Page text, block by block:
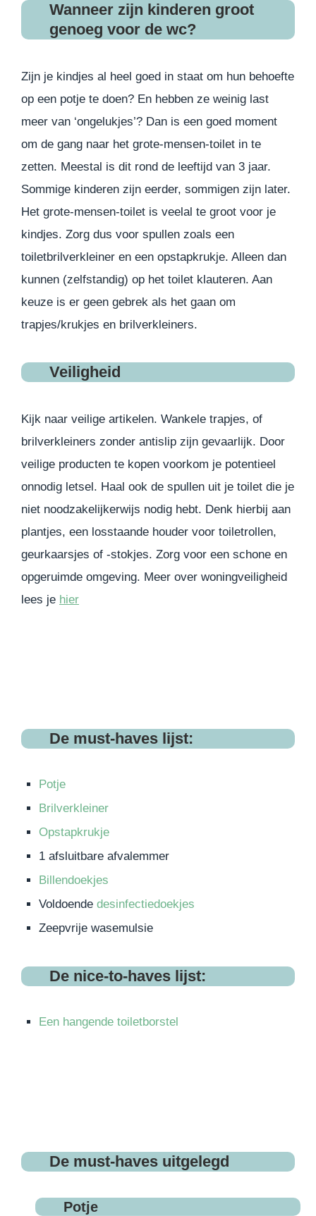
Wanneer zijn kinderen groot
genoeg voor de wc?
Zijn je kindjes al heel goed in staat om hun behoefte
op een potje te doen? En hebben ze weinig last
meer van ‘ongelukjes’? Dan is een goed moment
om de gang naar het grote-mensen-toilet in te
zetten. Meestal is dit rond de leeftijd van 3 jaar.
Sommige kinderen zijn eerder, sommigen zijn later.
Het grote-mensen-toilet is veelal te groot voor je
kindjes. Zorg dus voor spullen zoals een
toiletbrilverkleiner en een opstapkrukje. Alleen dan
kunnen (zelfstandig) op het toilet klauteren. Aan
keuze is er geen gebrek als het gaan om
trapjes/krukjes en brilverkleiners.
Veiligheid
Kijk naar veilige artikelen. Wankele trapjes, of
brilverkleiners zonder antislip zijn gevaarlijk. Door
veilige producten te kopen voorkom je potentieel
onnodig letsel. Haal ook de spullen uit je toilet die je
niet noodzakelijkerwijs nodig hebt. Denk hierbij aan
plantjes, een losstaande houder voor toiletrollen,
geurkaarsjes of -stokjes. Zorg voor een schone en
opgeruimde omgeving. Meer over woningveiligheid
lees je hier
De must-haves lijst:
Potje
Brilverkleiner
Opstapkrukje
1 afsluitbare afvalemmer
Billendoekjes
Voldoende desinfectiedoekjes
Zeepvrije wasemulsie
De nice-to-haves lijst:
Een hangende toiletborstel
De must-haves uitgelegd
Potje